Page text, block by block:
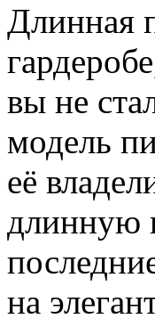
Длинная
вы не
модель
её
длинную
на